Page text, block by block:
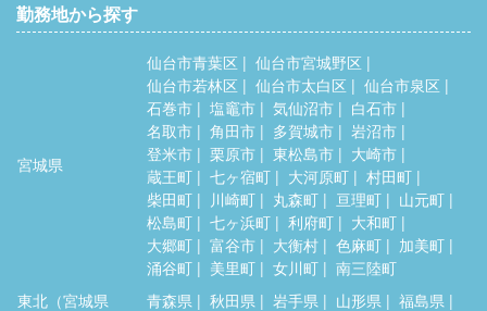
勤務地から探す
宮城県
仙台市青葉区
仙台市宮城野区
仙台市若林区
仙台市太白区
仙台市泉区
石巻市
塩竈市 気仙沼市
白石市
名取市
角田市 多賀城市
岩沼市
登米市
栗原市 東松島市
大崎市
蔵王町
七ヶ宿町 大河原町
村田町
柴田町
川崎町 丸森町 亘理町
山元町
松島町
七ヶ浜町 利府町
大和町
大郷町
富谷市 大衡村 色麻町
加美町
涌谷町
美里町 女川町
南三陸町
東北（宮城県
青森県 秋田県 岩手県 山形県
福島県